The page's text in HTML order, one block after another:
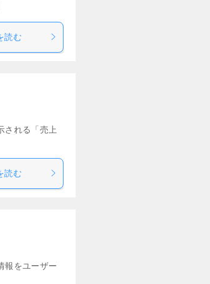
読む
れる「売上
読む
報をユーザー